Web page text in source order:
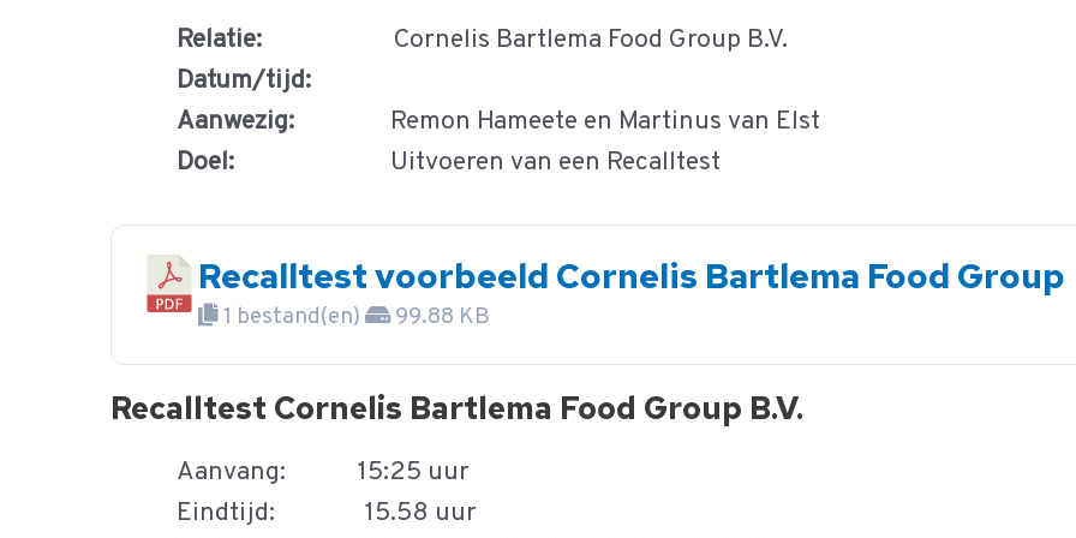
Relatie: Cornelis Bartlema Food Group B.V.
Datum/tijd:
Aanwezig: Remon Hameete en Martinus van Elst
Doel: Uitvoeren van een Recalltest
Recalltest voorbeeld Cornelis Bartlema Food Group
1 bestand(en) 99.88 KB
Recalltest Cornelis Bartlema Food Group B.V.
Aanvang: 15:25 uur
Eindtijd: 15.58 uur